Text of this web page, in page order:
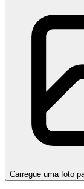
Carregue uma foto